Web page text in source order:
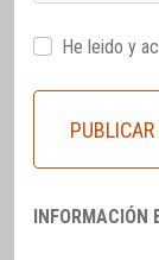
He leido y
INFORMACIÓN